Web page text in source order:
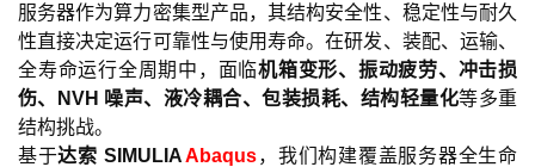
服务器作为算力密集型产品，其结构安全性、稳定性与耐久
性直接决定运行可靠性与使用寿命。在研发、装配、运输、
全寿命运行全周期中，面临机箱变形、振动疲劳、冲击损
伤、NVH 噪声、液冷耦合、包装损耗、结构轻量化等多重
结构挑战。
基于达索 SIMULIAAbaqus，我们构建覆盖服务器全生命